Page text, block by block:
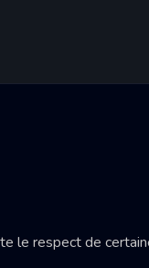
le respect de